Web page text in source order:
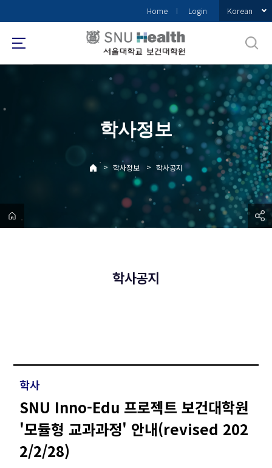
로
메
Home Login Korean
학사정보
> 학사정보 > 학사공지
학사공지
학사
SNU Inno-Edu 프로젝트 보건대학원
'모듈형 교과과정' 안내(revised 202
2/2/28)